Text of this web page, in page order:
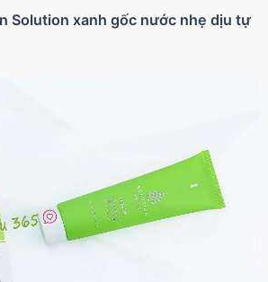
Solution xanh gốc nước nhẹ dịu tự